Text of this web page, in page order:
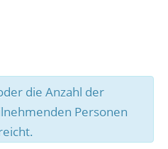
die Anzahl der
Personen